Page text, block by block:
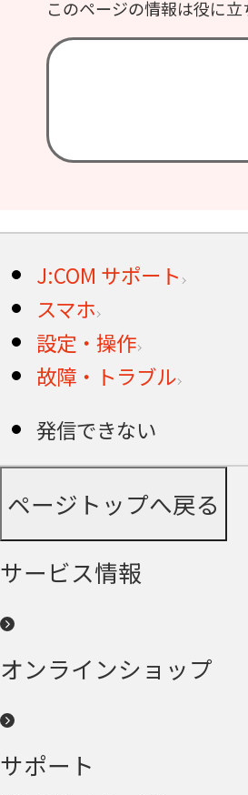
このページの情報は役に立
J:COM サポート
スマホ
設定・操作
故障・トラブル
発信できない
ページトップへ戻る
サービス情報
オンラインショップ
サポート